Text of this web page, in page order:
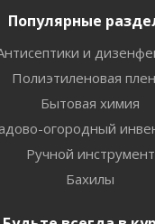
Популярные
и
Полиэтиленовая
Бытовая химия
огородный
Ручной инструмент
Бахилы